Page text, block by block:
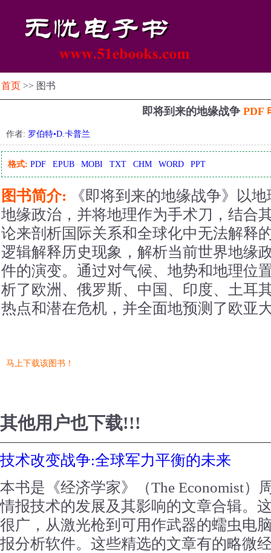
首页 >> 图书
即将到来的地缘战争 PDF
作者: 罗伯特•D.卡普兰
格式: PDF EPUB MOBI TXT CHM WORD PPT
图书简介: 《即将到来的地缘战争》以
地缘政治，并将地理作为手术刀，结合
论来剖析国际关系和全球化中无法解释
逻辑解释历史现象，解析当前世界地缘
件的演变。通过对气候、地势和地理位
析了欧洲、俄罗斯、中国、印度、土耳
热点和潜在危机，并全面地预测了欧亚
马上下载该图书！
其他用户也下载!!!
技术改变战争:全球军力平衡的未来
本书是《经济学家》（The Economist）
情报技术的发展及其影响的文章合辑。
很广，从激光枪到可用作武器的蠕虫电
报分析软件。这些精选的文章有的略微